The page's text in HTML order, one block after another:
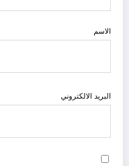
الاسم
البريد الالكتروني